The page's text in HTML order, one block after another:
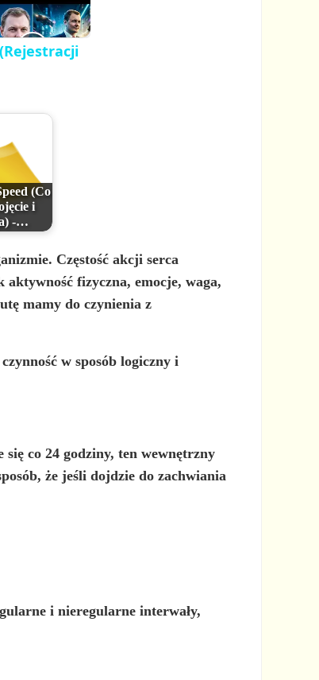
(Co
i
-…
Częstość akcji serca
fizyczna, emocje, waga,
mamy do czynienia z
w sposób logiczny i
co 24 godziny, ten wewnętrzny
że jeśli dojdzie do zachwiania
i nieregularne interwały,